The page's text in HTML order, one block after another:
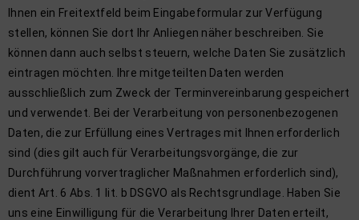
Ihnen ein Freitextfeld beim Eingabeformular zur Verfügung
stellen, können Sie dort Ihr Anliegen näher beschreiben. Sie
können dann auch selbst steuern, welche Daten Sie zusätzlich
eintragen möchten. Ihre mitgeteilten Daten werden
ausschließlich zum Zweck der Terminvereinbarung gespeichert
und verwendet. Bei der Verarbeitung von personenbezogenen
Daten, die zur Erfüllung eines Vertrages mit Ihnen erforderlich
sind (dies gilt auch für Verarbeitungsvorgänge, die zur
Durchführung vorvertraglicher Maßnahmen erforderlich sind),
dient Art. 6 Abs. 1 lit. b DSGVO als Rechtsgrundlage. Haben Sie
uns eine Einwilligung für die Verarbeitung Ihrer Daten erteilt,